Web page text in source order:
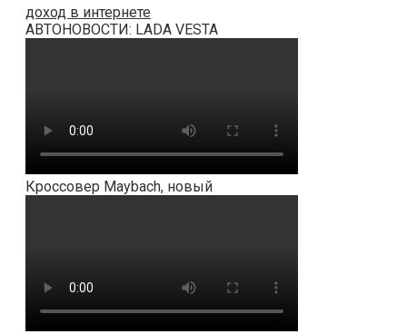
доход в интернете
АВТОНОВОСТИ: LADA VESTA
Кроссовер Maybach, новый